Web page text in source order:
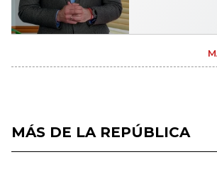
MÁS DE LA REPÚBLICA